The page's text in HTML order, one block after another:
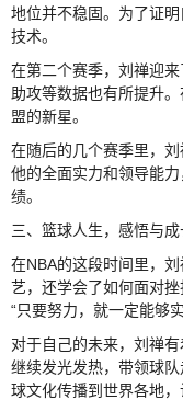
地位并不稳固。为了证
技术。
在第二个赛季，刘禅迎
助攻等数据也有所提升
盟的新星。
在随后的几个赛季里，
他的全面实力和领导能
绩。
三、篮球人生，感悟与成
在NBA的这段时间里，
艺，还学会了如何面对
“只要努力，就一定能够
对于自己的未来，刘禅
继续发光发热，带领球
球文化传播到世界各地